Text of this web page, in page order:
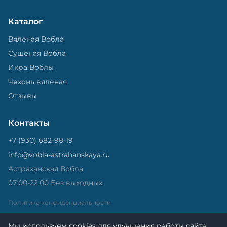
Каталог
Вяленая Вобла
Сушёная Вобла
Икра Воблы
Чехонь вяленая
Отзывы
Контакты
+7 (930) 682-98-19
info@vobla-astrahanskaya.ru
Астраханская Вобла
07:00-22:00 Без выходных
Политика конфиденциальности